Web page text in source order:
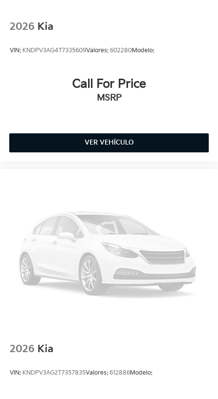
2026 Kia
VIN: KNDPV3AG4T7335609Valores: 602280Modelo:
Call For Price
MSRP
VER VEHÍCULO
2026 Kia
VIN: KNDPV3AG2T7357835Valores: 612886Modelo: